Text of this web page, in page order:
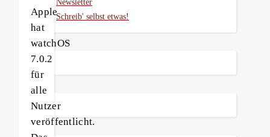
Apple
hat
watchOS
7.0.2
für
alle
Nutzer
veröffentlicht.
Newsletter
Schreib' selbst etwas!